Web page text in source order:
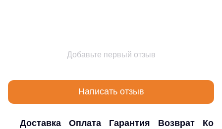
Добавьте первый отзыв
Написать отзыв
Доставка Оплата Гарантия Возврат